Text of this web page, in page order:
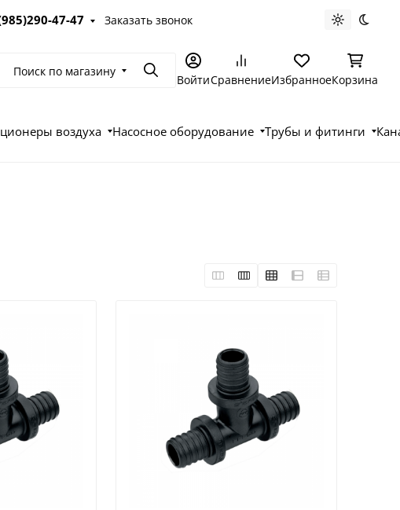
47-47 Заказать звонок Светлая
Поиск по магазину ПоискВойтиСравнениеИзбранноеКорзина
воздуха Насосное оборудование Трубы и фитинги